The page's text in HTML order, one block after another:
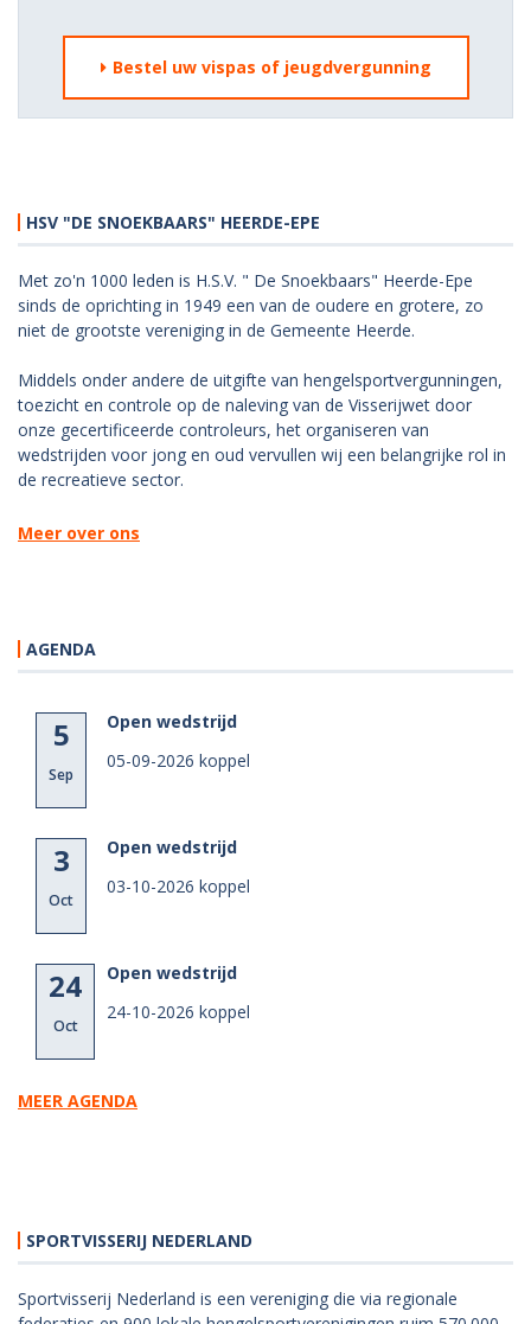
Bestel uw vispas of jeugdvergunning
HSV "DE SNOEKBAARS" HEERDE-EPE
Met zo'n 1000 leden is H.S.V. " De Snoekbaars" Heerde-Epe
sinds de oprichting in 1949 een van de oudere en grotere, zo
niet de grootste vereniging in de Gemeente Heerde.
Middels onder andere de uitgifte van hengelsportvergunningen,
toezicht en controle op de naleving van de Visserijwet door
onze gecertificeerde controleurs, het organiseren van
wedstrijden voor jong en oud vervullen wij een belangrijke rol in
de recreatieve sector.
Meer over ons
AGENDA
5
Sep
Open wedstrijd
05-09-2026 koppel
3
Oct
Open wedstrijd
03-10-2026 koppel
24
Oct
Open wedstrijd
24-10-2026 koppel
MEER AGENDA
SPORTVISSERIJ NEDERLAND
Sportvisserij Nederland is een vereniging die via regionale